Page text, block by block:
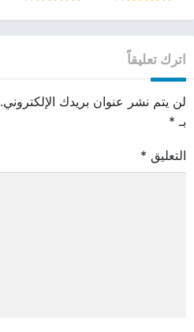
اترك تعليقاً
لن يتم نشر عنوان بريدك الإلكتروني.
بـ *
التعليق *